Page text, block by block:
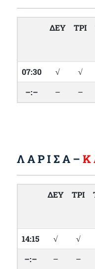
ΔΕΥ ΤΡΙ
07:30
√ √
–:–
– –
Λ Α Ρ Ι Σ Α – Κ
ΔΕΥ ΤΡΙ
14:15
√ √
–:–
– –